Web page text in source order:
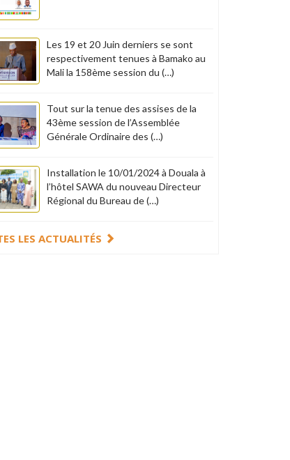
Les 19 et 20 Juin derniers se sont
respectivement tenues à Bamako au
Mali la 158ème session du (…)
Tout sur la tenue des assises de la
43ème session de l’Assemblée
Générale Ordinaire des (…)
Installation le 10/01/2024 à Douala à
l’hôtel SAWA du nouveau Directeur
Régional du Bureau de (…)
LES ACTUALITÉS